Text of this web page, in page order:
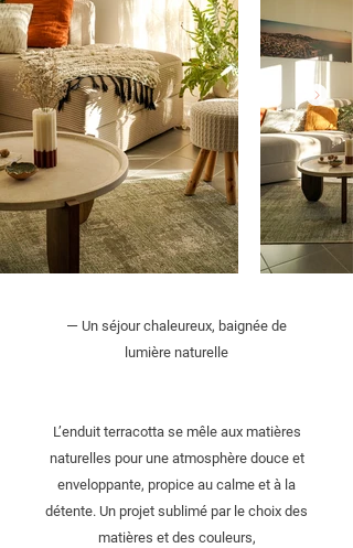
— Un séjour chaleureux, baignée de
lumière naturelle
L’enduit terracotta se mêle aux matières
naturelles pour une atmosphère douce et
enveloppante, propice au calme et à la
détente. Un projet sublimé par le choix des
matières et des couleurs,